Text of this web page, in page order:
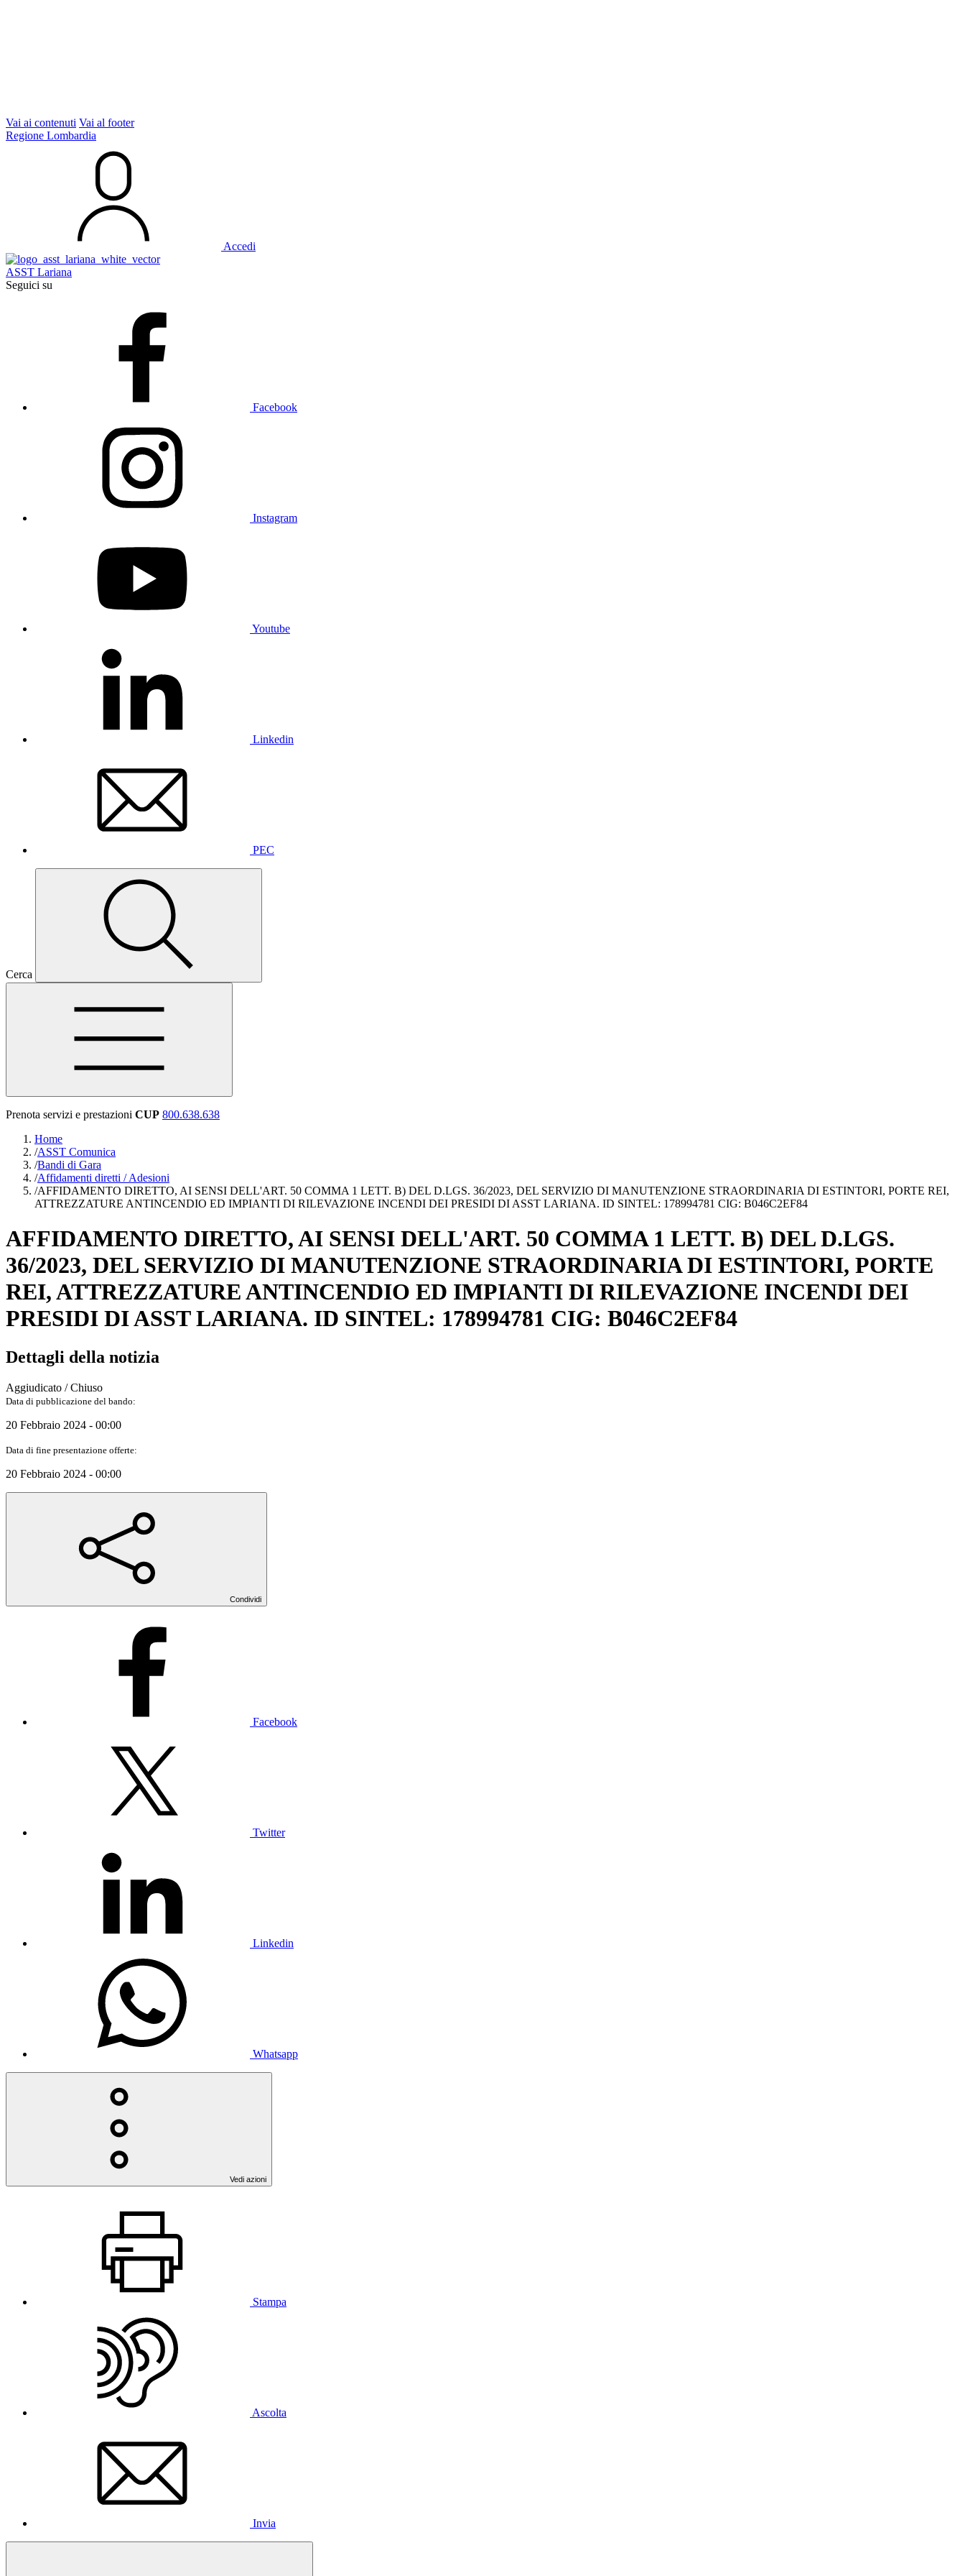
Vai ai contenuti Vai al footer
Regione Lombardia
Accedi
ASST Lariana
Seguici su
Facebook
Instagram
Youtube
Linkedin
PEC
Cerca
Prenota servizi e prestazioni CUP 800.638.638
Home
/ASST Comunica
/Bandi di Gara
/Affidamenti diretti / Adesioni
/AFFIDAMENTO DIRETTO, AI SENSI DELL'ART. 50 COMMA 1 LETT. B) DEL D.LGS. 36/2023, DEL SERVIZIO DI MANUTENZIONE STRAORDINARIA DI ESTINTORI, PORTE REI,
ATTREZZATURE ANTINCENDIO ED IMPIANTI DI RILEVAZIONE INCENDI DEI PRESIDI DI ASST LARIANA. ID SINTEL: 178994781 CIG: B046C2EF84
AFFIDAMENTO DIRETTO, AI SENSI DELL'ART. 50 COMMA 1 LETT. B) DEL D.LGS.
36/2023, DEL SERVIZIO DI MANUTENZIONE STRAORDINARIA DI ESTINTORI, PORTE
REI, ATTREZZATURE ANTINCENDIO ED IMPIANTI DI RILEVAZIONE INCENDI DEI
PRESIDI DI ASST LARIANA. ID SINTEL: 178994781 CIG: B046C2EF84
Dettagli della notizia
Aggiudicato / Chiuso
Data di pubblicazione del bando:
20 Febbraio 2024 - 00:00
Data di fine presentazione offerte:
20 Febbraio 2024 - 00:00
Condividi
Facebook
Twitter
Linkedin
Whatsapp
Vedi azioni
Stampa
Ascolta
Invia